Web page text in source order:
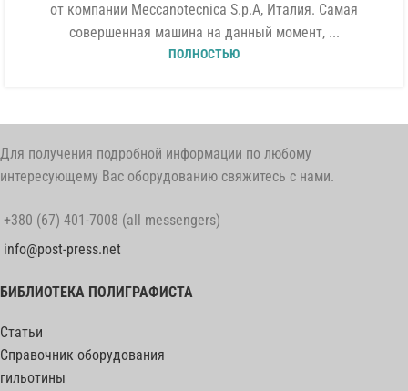
от компании Meccanotecnica S.p.A, Италия. Самая
совершенная машина на данный момент, ...
ПОЛНОСТЬЮ
Для получения подробной информации по любому
интересующему Вас оборудованию свяжитесь с нами.
+380 (67) 401-7008 (all messengers)
info@post-press.net
БИБЛИОТЕКА ПОЛИГРАФИСТА
Статьи
Справочник оборудования
гильотины